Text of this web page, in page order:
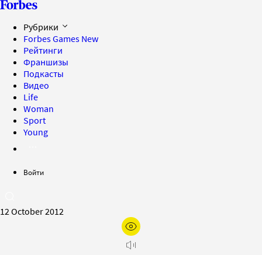
Рубрики
Forbes Games New
Рейтинги
Франшизы
Подкасты
Видео
Life
Woman
Sport
Young
Войти
12 October 2012